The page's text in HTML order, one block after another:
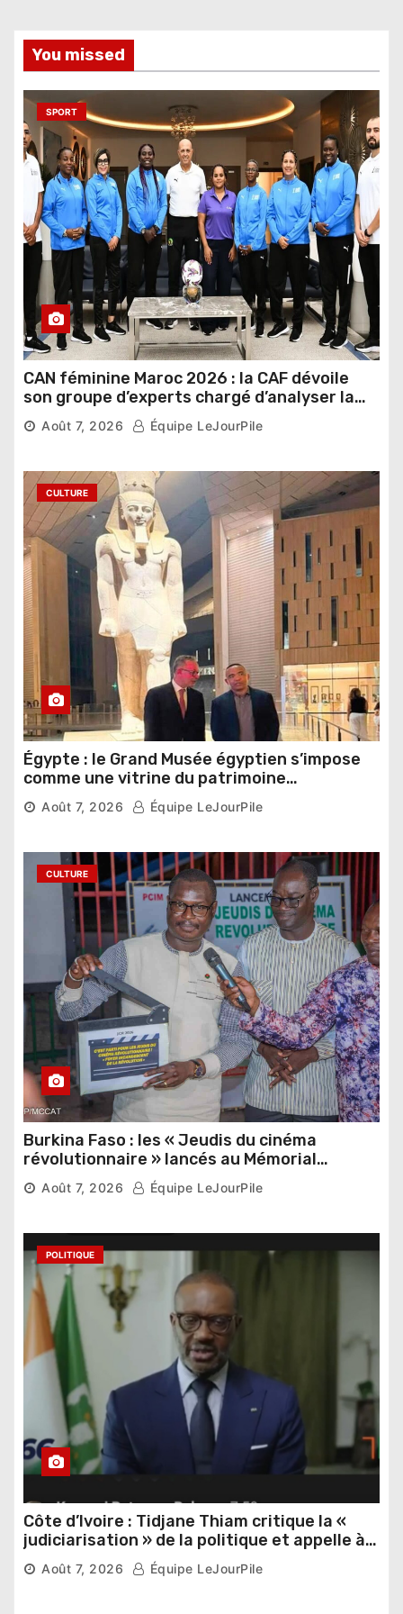
You missed
SPORT
CAN féminine Maroc 2026 : la CAF dévoile
son groupe d’experts chargé d’analyser la
compétition
Août 7, 2026 Équipe LeJourPile
CULTURE
Égypte : le Grand Musée égyptien s’impose
comme une vitrine du patrimoine
pharaonique auprès des dirigeants
étrangers
Août 7, 2026 Équipe LeJourPile
CULTURE
Burkina Faso : les « Jeudis du cinéma
révolutionnaire » lancés au Mémorial
Thomas Sankara
Août 7, 2026 Équipe LeJourPile
POLITIQUE
Côte d’Ivoire : Tidjane Thiam critique la «
judiciarisation » de la politique et appelle à
poursuivre l’apaisement
Août 7, 2026 Équipe LeJourPile